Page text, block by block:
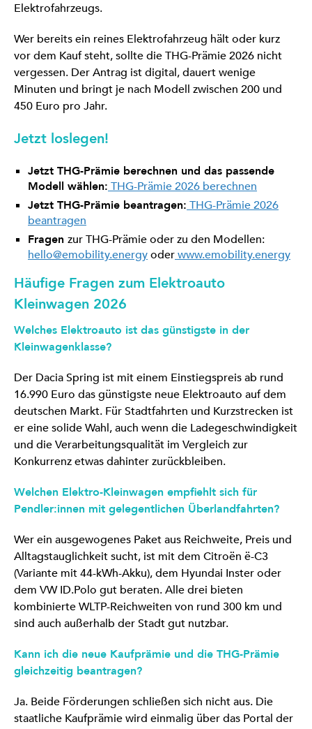
Elektrofahrzeugs.
Wer bereits ein reines Elektrofahrzeug hält oder kurz
vor dem Kauf steht, sollte die THG-Prämie 2026 nicht
vergessen. Der Antrag ist digital, dauert wenige
Minuten und bringt je nach Modell zwischen 200 und
450 Euro pro Jahr.
Jetzt loslegen!
Jetzt THG-Prämie berechnen und das passende
Modell wählen: THG-Prämie 2026 berechnen
Jetzt THG-Prämie beantragen: THG-Prämie 2026
beantragen
Fragen zur THG-Prämie oder zu den Modellen:
hello@emobility.energyoderwww.emobility.energy
Häufige Fragen zum Elektroauto
Kleinwagen 2026
Welches Elektroauto ist das günstigste in der
Kleinwagenklasse?
Der Dacia Spring ist mit einem Einstiegspreis ab rund
16.990 Euro das günstigste neue Elektroauto auf dem
deutschen Markt. Für Stadtfahrten und Kurzstrecken ist
er eine solide Wahl, auch wenn die Ladegeschwindigkeit
und die Verarbeitungsqualität im Vergleich zur
Konkurrenz etwas dahinter zurückbleiben.
Welchen Elektro-Kleinwagen empfiehlt sich für
Pendler:innen mit gelegentlichen Überlandfahrten?
Wer ein ausgewogenes Paket aus Reichweite, Preis und
Alltagstauglichkeit sucht, ist mit dem Citroën ë-C3
(Variante mit 44-kWh-Akku), dem Hyundai Inster oder
dem VW ID.Polo gut beraten. Alle drei bieten
kombinierte WLTP-Reichweiten von rund 300 km und
sind auch außerhalb der Stadt gut nutzbar.
Kann ich die neue Kaufprämie und die THG-Prämie
gleichzeitig beantragen?
Ja. Beide Förderungen schließen sich nicht aus. Die
staatliche Kaufprämie wird einmalig über das Portal der